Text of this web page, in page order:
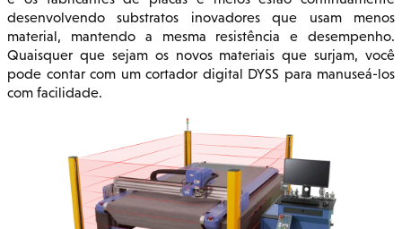
desenvolvendo substratos inovadores que usam menos
material, mantendo a mesma resistência e desempenho.
Quaisquer que sejam os novos materiais que surjam, você
pode contar com um cortador digital DYSS para manuseá-los
com facilidade.